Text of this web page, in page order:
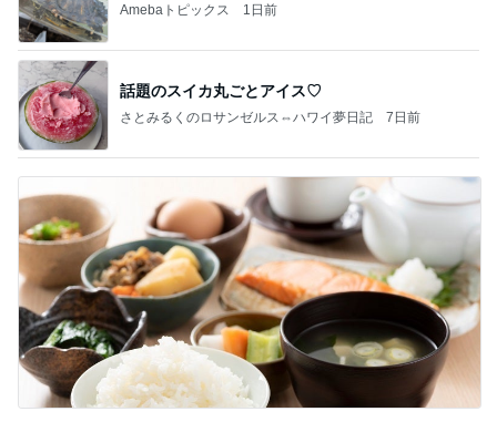
Amebaトピックス 1日前
話題のスイカ丸ごとアイス♡
さとみるくのロサンゼルス⇔ハワイ夢日記 7日前